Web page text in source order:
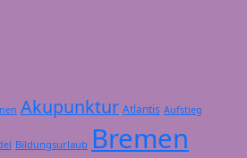
Akupunktur Atlantis Aufstieg
Bildungsurlaub Bremen